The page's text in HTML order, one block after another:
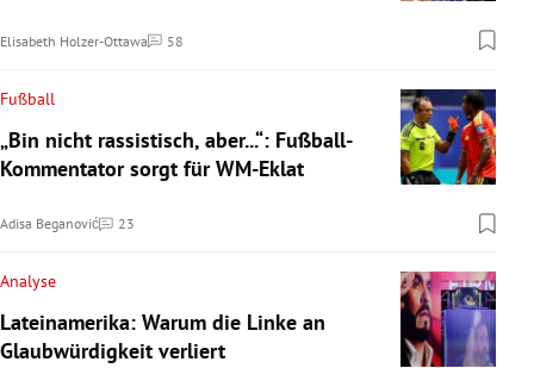
Elisabeth Holzer-Ottawa 58
Kommentare
Fußball
„Bin nicht rassistisch, aber...“: Fußball-
Kommentator sorgt für WM-Eklat
Adisa Beganović 23
Kommentare
Analyse
Lateinamerika: Warum die Linke an
Glaubwürdigkeit verliert